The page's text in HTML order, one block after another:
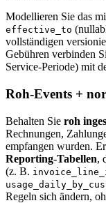
Modellieren Sie das
effective_to
vollständigen
Gebühren verbinden
Service‑Periode) mit
Roh‑Events +
Behalten Sie roh
Rechnungen,
empfangen wurden.
Reporting‑Tabellen,
(z. B.
Regeln sich ändern,